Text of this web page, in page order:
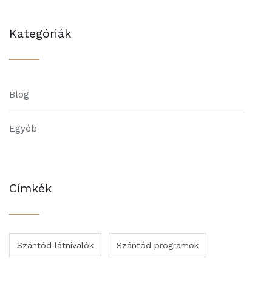
Kategóriák
Blog
Egyéb
Címkék
Szántód látnivalók Szántód programok